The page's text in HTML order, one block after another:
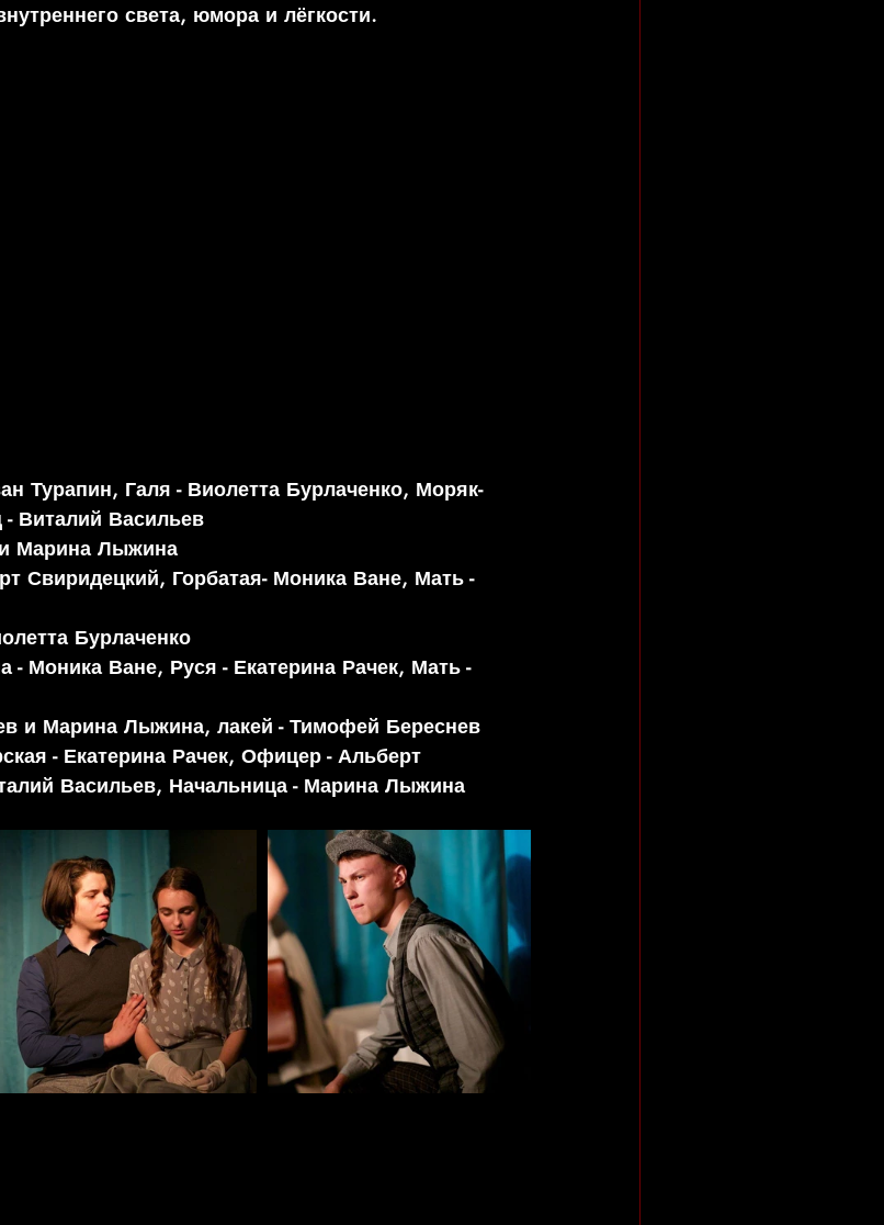
света, юмора и лёгкости.
Турапин, Галя - Виолетта Бурлаченко, Моряк-
Виталий Васильев
Марина Лыжина
Свиридецкий, Горбатая- Моника Ване, Мать -
Бурлаченко
- Моника Ване, Руся - Екатерина Рачек, Мать -
и Марина Лыжина, лакей - Тимофей Береснев
- Екатерина Рачек, Офицер - Альберт
Васильев, Начальница - Марина Лыжина